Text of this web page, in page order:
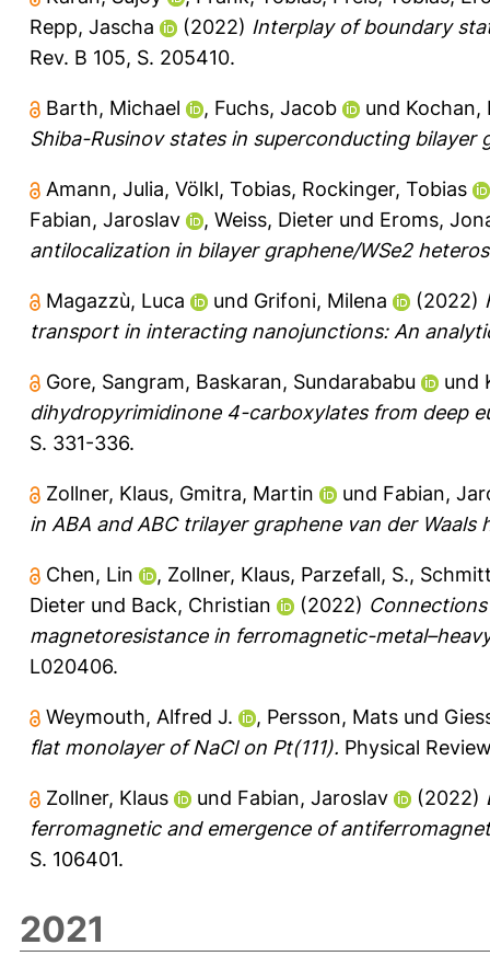
Repp, Jascha
(2022) Interplay of boundary
Rev. B 105, S. 205410.
Barth, Michael , Fuchs, Jacob und Kochan,
Shiba-Rusinov states in superconducting bilayer
Amann, Julia, Völkl, Tobias, Rockinger, Tobias
Fabian, Jaroslav
, Weiss, Dieter und Eroms,
antilocalization in bilayer graphene/WSe2
Magazzù, Luca und Grifoni, Milena (2022)
transport in interacting nanojunctions: An
Gore, Sangram, Baskaran, Sundarababu und
dihydropyrimidinone 4-carboxylates from deep
S. 331-336.
Zollner, Klaus, Gmitra, Martin und Fabian,
in ABA and ABC trilayer graphene van der Waals
Chen, Lin , Zollner, Klaus, Parzefall, S.,
Dieter und Back, Christian (2022)
magnetoresistance in ferromagnetic-
L020406.
Weymouth, Alfred J. , Persson, Mats und
flat monolayer of NaCl on Pt(111). Physical
Zollner, Klaus und Fabian, Jaroslav (2022)
ferromagnetic and emergence of
S. 106401.
2021